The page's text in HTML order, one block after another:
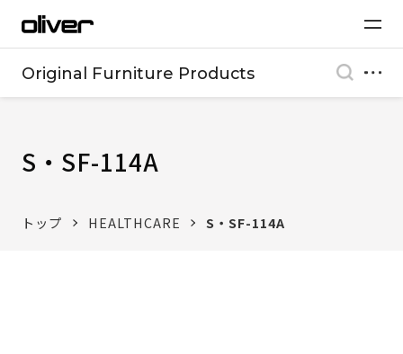
Original Furniture Products
S・SF-114A
トップ HEALTHCARE S・SF-114A